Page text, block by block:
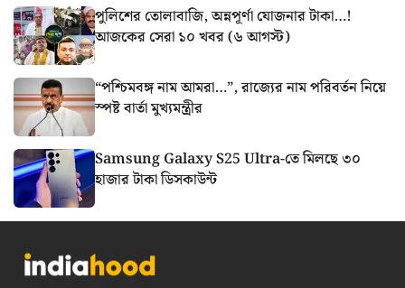
পুলিশের তোলাবাজি, অন্নপূর্ণা যোজনার টাকা…!
আজকের সেরা ১০ খবর (৬ আগস্ট)
“পশ্চিমবঙ্গ নাম আমরা…”, রাজ্যের নাম পরিবর্তন নিয়ে
স্পষ্ট বার্তা মুখ্যমন্ত্রীর
Samsung Galaxy S25 Ultra-তে মিলছে ৩০
হাজার টাকা ডিসকাউন্ট